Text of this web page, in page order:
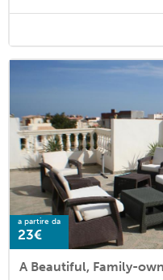
a partire da
23€